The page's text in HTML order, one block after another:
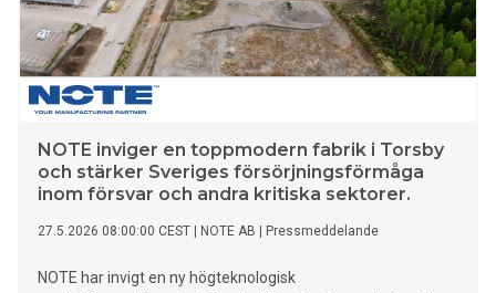
NOTE inviger en toppmodern fabrik i Torsby
och stärker Sveriges försörjningsförmåga
inom försvar och andra kritiska sektorer.
27.5.2026 08:00:00 CEST NOTE AB Pressmeddelande
NOTE har invigt en ny högteknologisk